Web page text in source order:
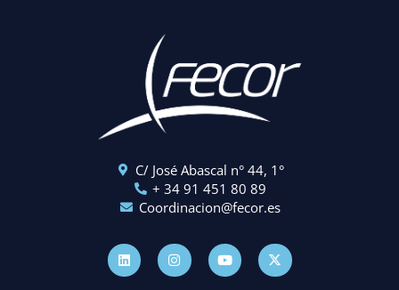
C/ José Abascal n° 44, 1°
+ 34 91 451 80 89
Coordinacion@fecor.es
L
i
n
k
I
n
s
t
Y
o
u
t
X
-
t
w